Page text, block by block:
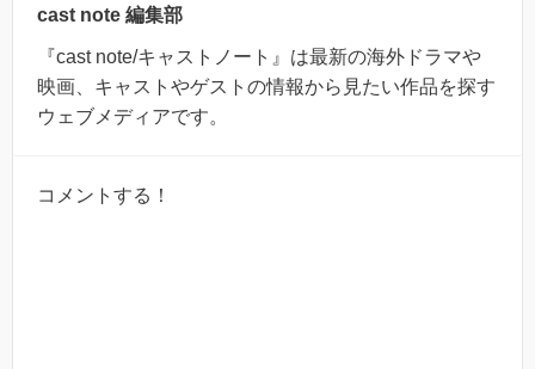
cast note 編集部
『cast note/キャストノート』は最新の海外ドラマや
映画、キャストやゲストの情報から見たい作品を探す
ウェブメディアです。
コメントする！